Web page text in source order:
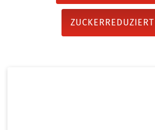
ZUCKERREDUZIERT